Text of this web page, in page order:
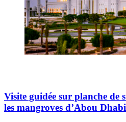
Visite guidée sur planche de
les mangroves d’Abou Dhabi